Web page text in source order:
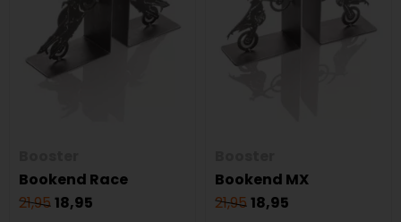
Bookend Race
21,9518,95
Bookend MX
21,9518,95